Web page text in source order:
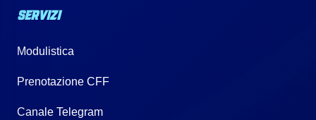
SERVIZI
Modulistica
Prenotazione CFF
Canale Telegram